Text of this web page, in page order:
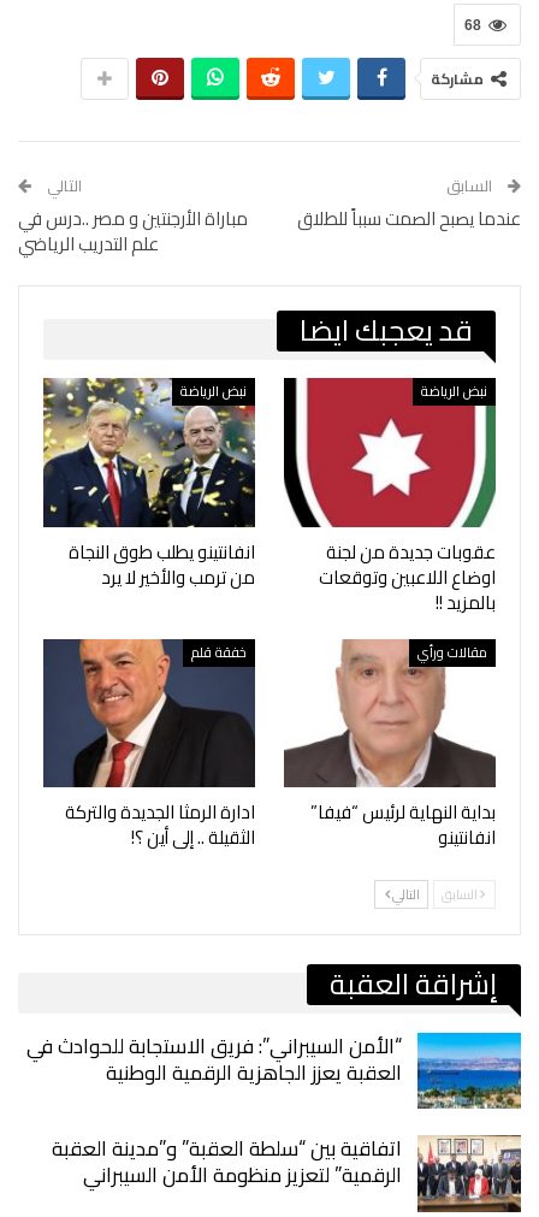
68
مشاركة
السابق
عندما يصبح الصمت سبباً للطلاق
التالي
مباراة الأرجنتين و مصر ..درس في
علم التدريب الرياضي
قد يعجبك ايضا
نبض الرياضة
عقوبات جديدة من لجنة
اوضاع اللاعبين وتوقعات
بالمزيد !!
نبض الرياضة
انفانتينو يطلب طوق النجاة
من ترمب والأخير لا يرد
مقالات ورأي
بداية النهاية لرئيس “فيفا”
انفانتينو
خفقة قلم
ادارة الرمثا الجديدة والتركة
الثقيلة .. إلى أين ؟!
السابق التالي
إشراقة العقبة
“الأمن السيبراني”: فريق الاستجابة للحوادث في
العقبة يعزز الجاهزية الرقمية الوطنية
اتفاقية بين “سلطة العقبة” و”مدينة العقبة
الرقمية” لتعزيز منظومة الأمن السيبراني